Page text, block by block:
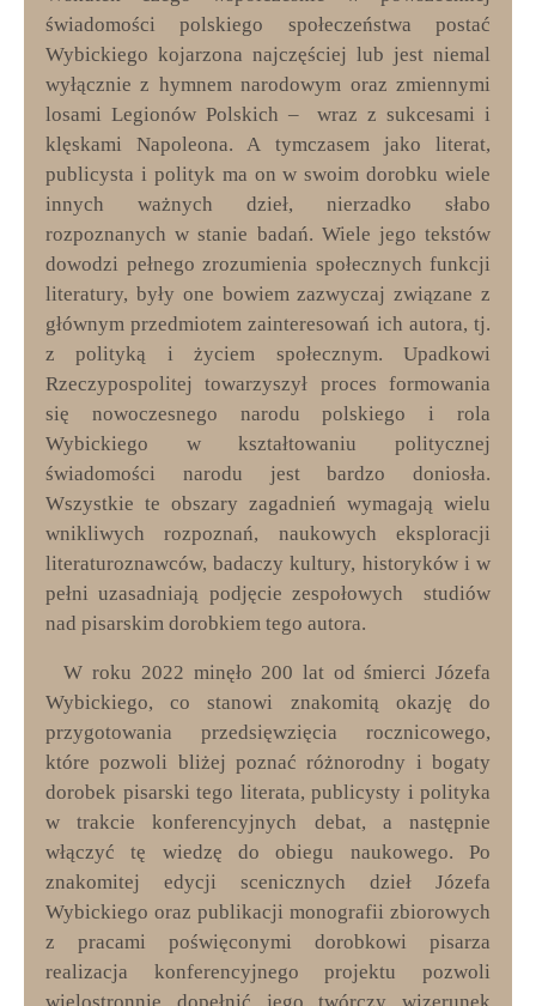
świadomości polskiego społeczeństwa postać
Wybickiego kojarzona najczęściej lub jest niemal
wyłącznie z hymnem narodowym oraz zmiennymi
losami Legionów Polskich – wraz z sukcesami i
klęskami Napoleona. A tymczasem jako literat,
publicysta i polityk ma on w swoim dorobku wiele
innych ważnych dzieł, nierzadko słabo
rozpoznanych w stanie badań. Wiele jego tekstów
dowodzi pełnego zrozumienia społecznych funkcji
literatury, były one bowiem zazwyczaj związane z
głównym przedmiotem zainteresowań ich autora, tj.
z polityką i życiem społecznym. Upadkowi
Rzeczypospolitej towarzyszył proces formowania
się nowoczesnego narodu polskiego i rola
Wybickiego w kształtowaniu politycznej
świadomości narodu jest bardzo doniosła.
Wszystkie te obszary zagadnień wymagają wielu
wnikliwych rozpoznań, naukowych eksploracji
literaturoznawców, badaczy kultury, historyków i w
pełni uzasadniają podjęcie zespołowych studiów
nad pisarskim dorobkiem tego autora.
W roku 2022 minęło 200 lat od śmierci Józefa
Wybickiego, co stanowi znakomitą okazję do
przygotowania przedsięwzięcia rocznicowego,
które pozwoli bliżej poznać różnorodny i bogaty
dorobek pisarski tego literata, publicysty i polityka
w trakcie konferencyjnych debat, a następnie
włączyć tę wiedzę do obiegu naukowego. Po
znakomitej edycji scenicznych dzieł Józefa
Wybickiego oraz publikacji monografii zbiorowych
z pracami poświęconymi dorobkowi pisarza
realizacja konferencyjnego projektu pozwoli